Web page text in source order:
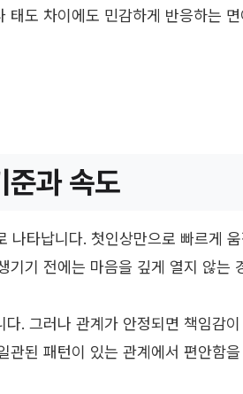
태도 차이에도 민감하게 반응하는
준과 속도
나타납니다. 첫인상만으로 빠르게
기기 전에는 마음을 깊게 열지 않는
. 그러나 관계가 안정되면 책임감
관된 패턴이 있는 관계에서 편안함